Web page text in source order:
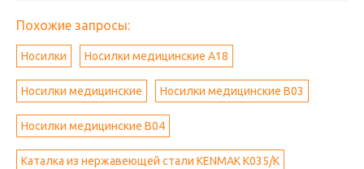
Похожие запросы:
Носилки Носилки медицинские А18
Носилки медицинские Носилки медицинские B03
Носилки медицинские B04
Каталка из нержавеющей стали KENMAK K035/K